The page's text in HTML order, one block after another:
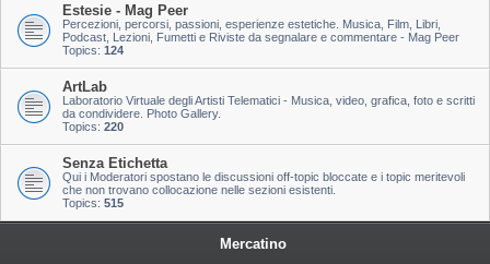
Estesie - Mag Peer
Percezioni, percorsi, passioni, esperienze estetiche. Musica, Film, Libri,
Podcast, Lezioni, Fumetti e Riviste da segnalare e commentare - Mag Peer
Topics: 124
ArtLab
Laboratorio Virtuale degli Artisti Telematici - Musica, video, grafica, foto e scritti
da condividere. Photo Gallery.
Topics: 220
Senza Etichetta
Qui i Moderatori spostano le discussioni off-topic bloccate e i topic meritevoli
che non trovano collocazione nelle sezioni esistenti.
Topics: 515
Mercatino